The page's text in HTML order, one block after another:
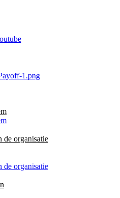
de organisatie
de organisatie